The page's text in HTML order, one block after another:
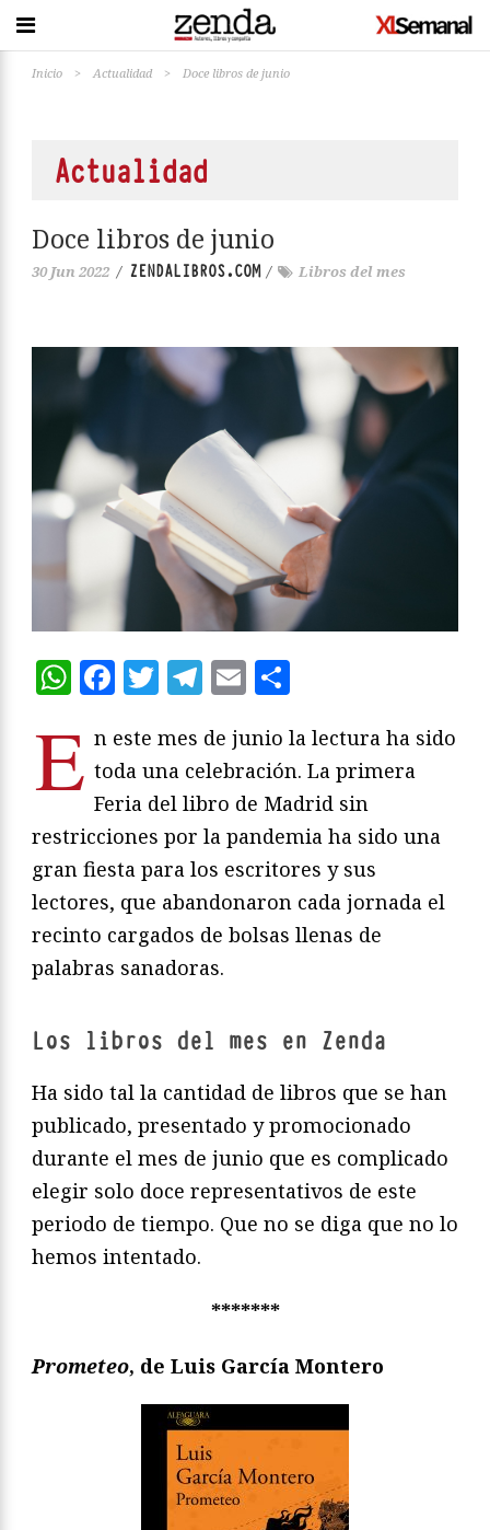
Inicio > Actualidad > Doce libros de junio
Actualidad
Doce libros de junio
30 Jun 2022 / ZENDALIBROS.COM/ Libros del mes
WhatsApp
Facebook
Twitter
Telegram
Email
E n este mes de junio la lectura ha sido
toda una celebración. La primera
Feria del libro de Madrid sin
restricciones por la pandemia ha sido una
gran fiesta para los escritores y sus
lectores, que abandonaron cada jornada el
recinto cargados de bolsas llenas de
palabras sanadoras.
Los libros del mes en Zenda
Ha sido tal la cantidad de libros que se han
publicado, presentado y promocionado
durante el mes de junio que es complicado
elegir solo doce representativos de este
periodo de tiempo. Que no se diga que no lo
hemos intentado.
*******
Prometeo, de Luis García Montero